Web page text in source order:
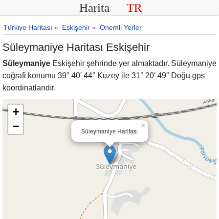
Harita TR
Türkiye Haritası » Eskişehir » Önemli Yerler
Süleymaniye Haritası Eskişehir
Süleymaniye Eskişehir şehrinde yer almaktadır. Süleymaniye
coğrafi konumu 39° 40′ 44″ Kuzey ile 31° 20′ 49″ Doğu gps
koordinatlarıdır.
Süleymaniye Haritası
×
+
−